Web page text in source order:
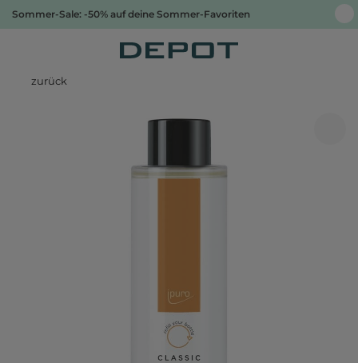
Sommer-Sale: -50% auf deine Sommer-Favoriten
zurück